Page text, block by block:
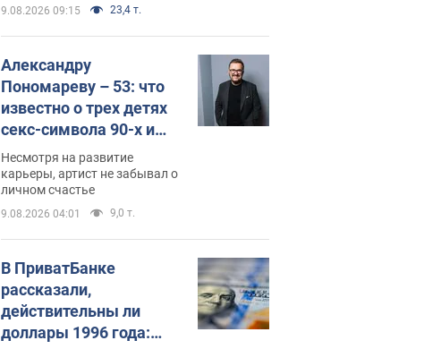
9.08.2026 09:15 23,4 т.
Александру
Пономареву – 53: что
известно о трех детях
секс-символа 90-х и
как они выглядят
Несмотря на развитие
карьеры, артист не забывал о
личном счастье
9.08.2026 04:01 9,0 т.
В ПриватБанке
рассказали,
действительны ли
доллары 1996 года: